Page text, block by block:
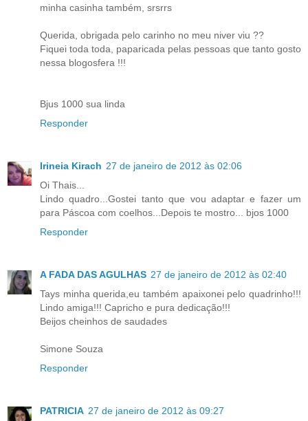
minha casinha também, srsrrs
Querida, obrigada pelo carinho no meu niver viu ??
Fiquei toda toda, paparicada pelas pessoas que tanto gosto
nessa blogosfera !!!
Bjus 1000 sua linda
Responder
Irineia Kirach 27 de janeiro de 2012 às 02:06
Oi Thais...
Lindo quadro...Gostei tanto que vou adaptar e fazer um
para Páscoa com coelhos...Depois te mostro... bjos 1000
Responder
A FADA DAS AGULHAS 27 de janeiro de 2012 às 02:40
Tays minha querida,eu também apaixonei pelo quadrinho!!!
Lindo amiga!!! Capricho e pura dedicação!!!
Beijos cheinhos de saudades
Simone Souza
Responder
PATRICIA 27 de janeiro de 2012 às 09:27